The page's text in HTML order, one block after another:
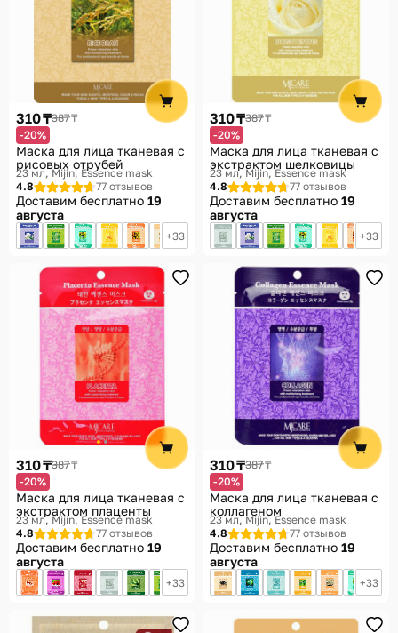
310 ₸387 ₸
-20%
Маска для лица тканевая с
рисовых отрубей
23 мл Mijin, Essence mask
4.8
77 отзывов
Доставим бесплатно 19
августа
33
310 ₸387 ₸
-20%
Маска для лица тканевая с
экстрактом шелковицы
23 мл Mijin, Essence mask
4.8
77 отзывов
Доставим бесплатно 19
августа
33
310 ₸387 ₸
-20%
Маска для лица тканевая с
экстрактом плаценты
23 мл Mijin, Essence mask
4.8
77 отзывов
Доставим бесплатно 19
августа
33
310 ₸387 ₸
-20%
Маска для лица тканевая с
коллагеном
23 мл Mijin, Essence mask
4.8
77 отзывов
Доставим бесплатно 19
августа
33